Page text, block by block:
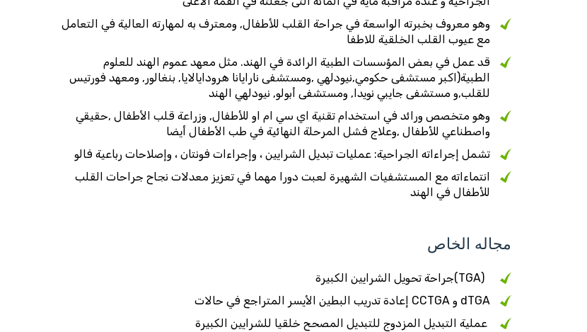
وهو معروف بخبرته الواسعة في جراحة القلب للأطفال, ومعترف به لمهارته العالية في التعامل
مع عيوب القلب الخلقية للاطفا
قد عمل في بعض المؤسسات الطبية الرائدة في الهند. مثل معهد عموم الهند للعلوم
الطبية(اكبر مستشفى حكومي,نيودلهي ,ومستشفى نارايانا هرودايالايا, بنغالور, ومعهد فورتيس
للقلب,و مستشفى جايبي نويدا, ومستشفى أبولو, نيودلهي الهند
وهو متخصص ورائد في استخدام تقنية اي سي ام او للأطفال, وزراعة قلب الأطفال ,حقيقي
واصطناعي للأطفال ,وعلاج فشل المرحلة النهائية في طب الأطفال أيضا
تشمل إجراءاته الجراحية: عمليات تبديل الشرايين ، وإجراءات فونتان ، وإصلاحات رباعية فالو
انتماءاته مع المستشفيات الشهيرة لعبت دورا مهما في تعزيز معدلات نجاح جراحات القلب
للأطفال في الهند
مجاله الخاص
(TGA)جراحة تحويل الشرايين الكبيرة
dTGA و CCTGA إعادة تدريب البطين الأيسر المتراجع في حالات
عملية التبديل المزدوج للتبديل المصحح خلقيا للشرايين الكبيرة